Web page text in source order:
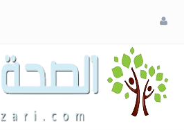
لونك
المفضل